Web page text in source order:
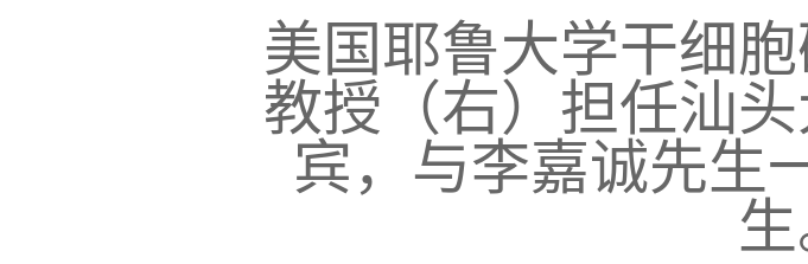
美国耶鲁大学干细
教授（右）担任汕
宾，与李嘉诚先生
生